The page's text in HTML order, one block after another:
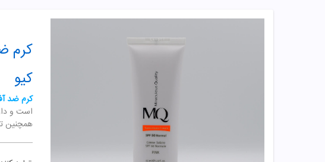
کیو
کرم ضد
است و
همچنین